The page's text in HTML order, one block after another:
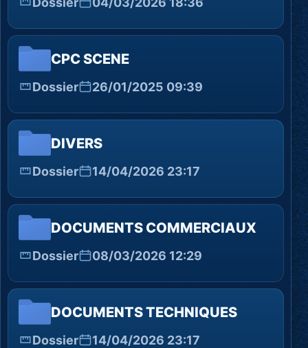
CPC SCENE
Dossier 26/01/2025 09:39
DIVERS
Dossier 14/04/2026 23:17
DOCUMENTS COMMERCIAUX
Dossier 08/03/2026 12:29
DOCUMENTS TECHNIQUES
Dossier 14/04/2026 23:17